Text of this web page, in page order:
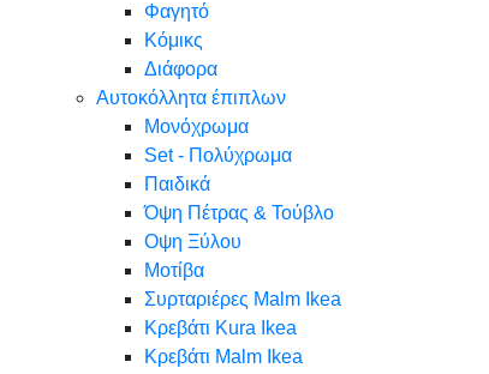
Φαγητό
Κόμικς
Διάφορα
Αυτοκόλλητα έπιπλων
Μονόχρωμα
Set - Πολύχρωμα
Παιδικά
Όψη Πέτρας & Τούβλο
Oψη Ξύλου
Μοτίβα
Συρταριέρες Malm Ikea
Κρεβάτι Kura Ikea
Κρεβάτι Malm Ikea